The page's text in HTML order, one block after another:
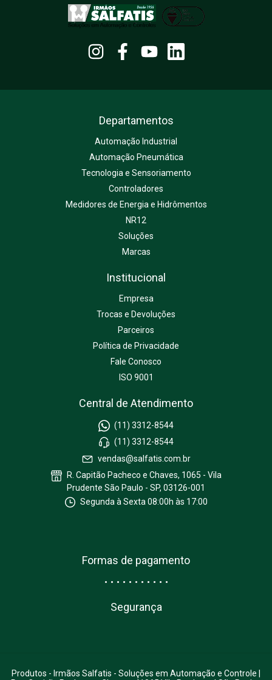
Departamentos
Automação Industrial
Automação Pneumática
Tecnologia e Sensoriamento
Controladores
Medidores de Energia e Hidrômentos
NR12
Soluções
Marcas
Institucional
Empresa
Trocas e Devoluções
Parceiros
Política de Privacidade
Fale Conosco
ISO 9001
Central de Atendimento
(11) 3312-8544
(11) 3312-8544
vendas@salfatis.com.br
R. Capitão Pacheco e Chaves, 1065 - Vila
Prudente São Paulo - SP, 03126-001
Segunda à Sexta 08:00h às 17:00
Formas de pagamento
Segurança
Produtos - Irmãos Salfatis - Soluções em Automação e Controle |